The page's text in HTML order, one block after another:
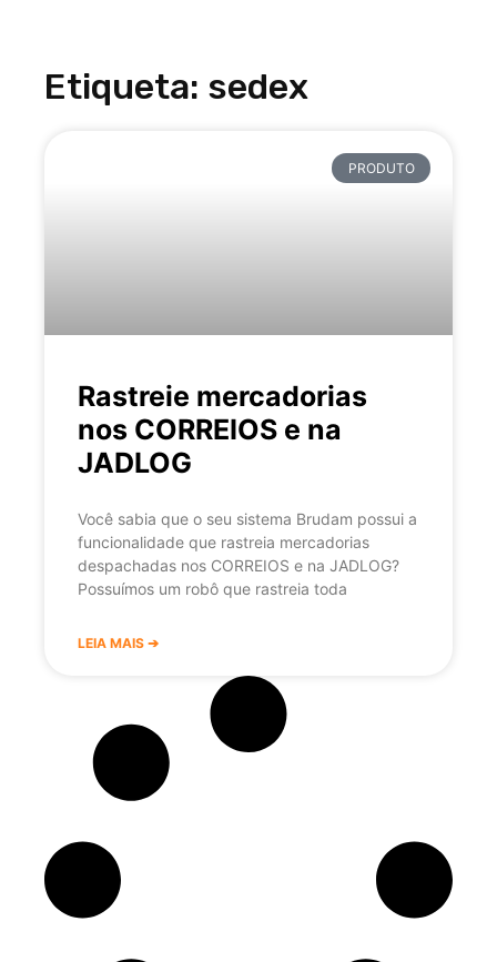
Etiqueta: sedex
PRODUTO
Rastreie mercadorias
nos CORREIOS e na
JADLOG
Você sabia que o seu sistema Brudam possui a
funcionalidade que rastreia mercadorias
despachadas nos CORREIOS e na JADLOG?
Possuímos um robô que rastreia toda
LEIA MAIS ➔